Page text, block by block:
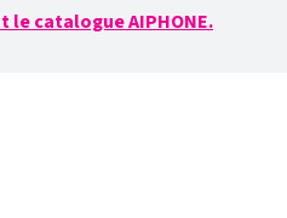
le catalogue AIPHONE.